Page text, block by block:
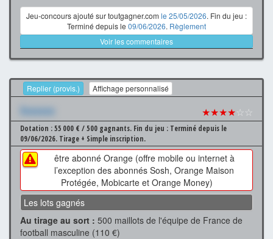
Jeu-concours ajouté sur toutgagner.com le 25/05/2026. Fin du jeu :
Terminé depuis le 09/06/2026. Règlement
Voir les commentaires
Replier (provis.) Affichage personnalisé
Xxxxxxx ★★★★☆☆
Dotation : 55 000 € / 500 gagnants. Fin du jeu : Terminé depuis le
09/06/2026. Tirage + Simple inscription.
être abonné Orange (offre mobile ou internet à
l’exception des abonnés Sosh, Orange Maison
Protégée, Mobicarte et Orange Money)
Les lots gagnés
Au tirage au sort : 500 maillots de l'équipe de France de
football masculine (110 €)